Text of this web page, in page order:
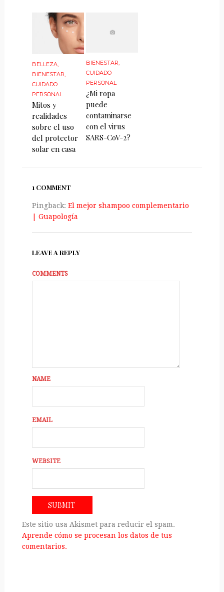
BELLEZA,
BIENESTAR
CUIDADO
PERSONAL
Mitos y
realidades
sobre el uso
del protector
solar en casa
BIENESTAR,
CUIDADO
PERSONAL
¿Mi ropa
puede
contaminarse
con el virus
SARS-CoV-2?
1 COMMENT
Pingback: El mejor shampoo complementario
| Guapologí­a
LEAVE A REPLY
COMMENTS
NAME
EMAIL
WEBSITE
Este sitio usa Akismet para reducir el spam.
Aprende cómo se procesan los datos de tus
comentarios.